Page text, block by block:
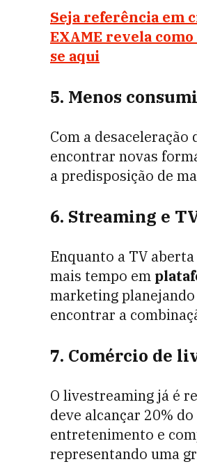
Seja referência em
EXAME revela
se aqui
5. Menos
Com a
encontrar novas
a predisposição de
6. Streaming e
Enquanto a TV
mais tempo em
marketing
encontrar a
7. Comércio de
O livestreaming já é
deve alcançar 20%
entretenimento e
representando uma